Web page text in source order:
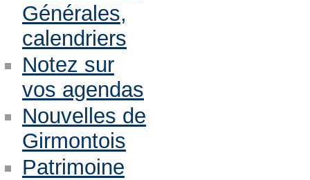
Générales,
calendriers
Notez sur
vos agendas
Nouvelles de
Girmontois
Patrimoine